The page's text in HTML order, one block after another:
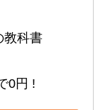
教科書
0円 !